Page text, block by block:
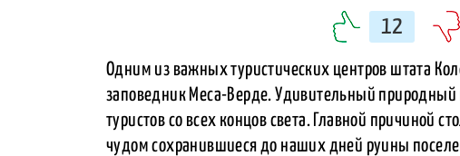
12
Одним из важных туристических центров штата
заповедник Меса-Верде. Удивительный
туристов со всех концов света. Главной причиной
чудом сохранившиеся до наших дней руины